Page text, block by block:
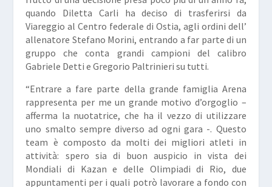
quando Diletta Carli ha deciso di trasferirsi da
Viareggio al Centro federale di Ostia, agli ordini dell’
allenatore Stefano Morini, entrando a far parte di un
gruppo che conta grandi campioni del calibro
Gabriele Detti e Gregorio Paltrinieri su tutti.
“Entrare a fare parte della grande famiglia Arena
rappresenta per me un grande motivo d’orgoglio –
afferma la nuotatrice, che ha il vezzo di utilizzare
uno smalto sempre diverso ad ogni gara -. Questo
team è composto da molti dei migliori atleti in
attività: spero sia di buon auspicio in vista dei
Mondiali di Kazan e delle Olimpiadi di Rio, due
appuntamenti per i quali potrò lavorare a fondo con